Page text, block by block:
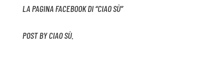
LA PAGINA FACEBOOK DI “CIAO SÙ”
POSTBYCIAO SÙ.